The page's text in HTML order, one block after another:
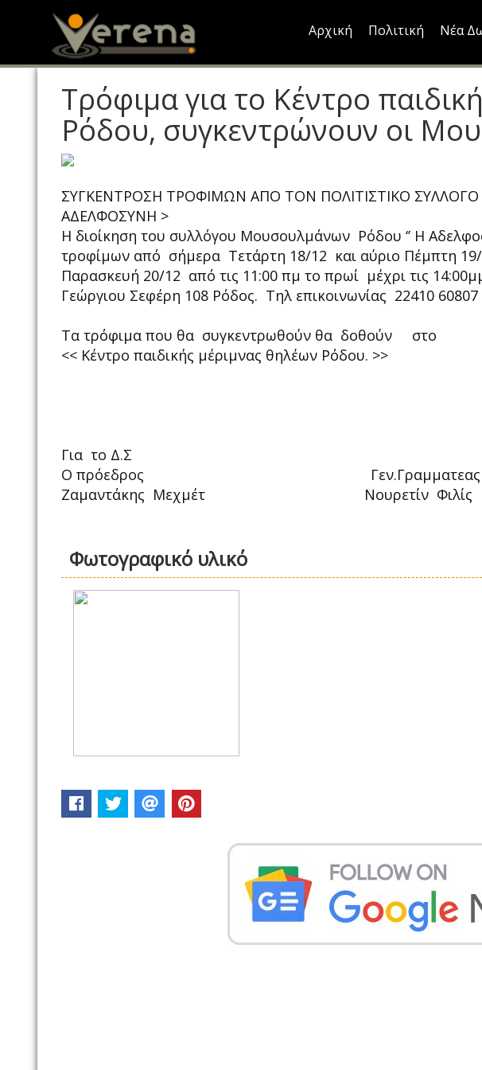
Αρχική Πολιτική Νέα
Τρόφιμα για το Κέντρο
Ρόδου, συγκεντρώνουν οι
ΣΥΓΚΕΝΤΡΟΣΗ ΤΡΟΦΙΜΩΝ ΑΠΟ ΤΟΝ ΠΟΛΙΤΙΣΤΙΚΟ
ΑΔΕΛΦΟΣΥΝΗ >
Η διοίκηση του συλλόγου Μουσουλμάνων Ρόδου ‘’ Η
τροφίμων από σήμερα Τετάρτη 18/12 και αύριο Πέμπτη 19/
Παρασκευή 20/12 από τις 11:00 πμ το πρωί μέχρι τις
Γεώργιου Σεφέρη 108 Ρόδος. Τηλ επικοινωνίας 22410 60807
Τα τρόφιμα που θα συγκεντρωθούν θα δοθούν στο
<< Κέντρο παιδικής μέριμνας θηλέων Ρόδου. >>
Για το Δ.Σ
Ο πρόεδρος Γεν.Γραμματεας
Ζαμαντάκης Μεχμέτ Νουρετίν Φιλίς
Φωτογραφικό υλικό